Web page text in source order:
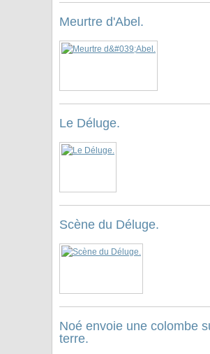
Meurtre d'Abel.
Le Déluge.
Scène du Déluge.
Noé envoie une colombe
terre.